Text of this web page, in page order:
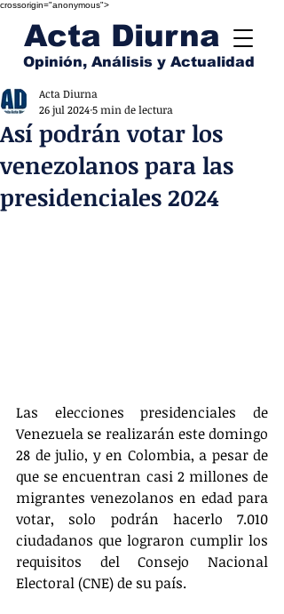
crossorigin="anonymous">
Acta Diurna
Opinión, Análisis y Actualidad
Así podrán votar los
venezolanos para las
presidenciales 2024
Acta Diurna
26 jul 20245 min de lectura
Las elecciones presidenciales de
Venezuela se realizarán este domingo
28 de julio, y en Colombia, a pesar de
que se encuentran casi 2 millones de
migrantes venezolanos en edad para
votar, solo podrán hacerlo 7.010
ciudadanos que lograron cumplir los
requisitos del Consejo Nacional
Electoral (CNE) de su país.